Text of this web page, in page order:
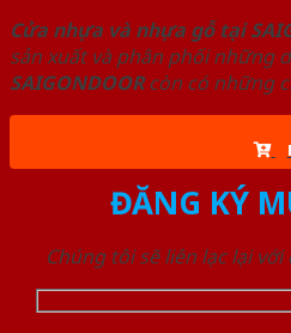
Cửa nhựa và nhựa gỗ tại
sản xuất và phân phối những
SAIGONDOORcòn có những
ĐĂNG KÝ
Chúng tôi sẽ liên lạc lại